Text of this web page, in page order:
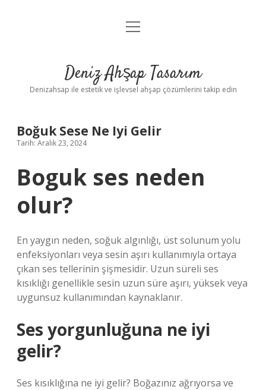
Anasayfa
Yasal Uyarı
menüyü
Deniz Ahşap Tasarım
Denizahsap ile estetik ve işlevsel ahşap çözümlerini takip edin
Boğuk Sese Ne Iyi Gelir
Tarih: Aralık 23, 2024
Boguk ses neden
olur?
En yaygın neden, soğuk algınlığı, üst solunum yolu
enfeksiyonları veya sesin aşırı kullanımıyla ortaya
çıkan ses tellerinin şişmesidir. Uzun süreli ses
kısıklığı genellikle sesin uzun süre aşırı, yüksek veya
uygunsuz kullanımından kaynaklanır.
Ses yorgunluğuna ne iyi
gelir?
Ses kısıklığına ne iyi gelir? Boğazınız ağrıyorsa ve